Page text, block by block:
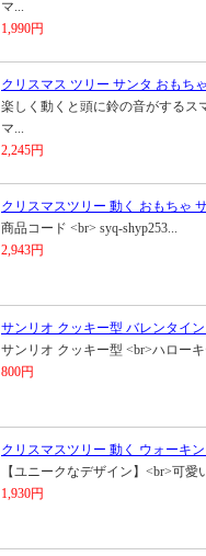
マ...
1,990円
クリスマス ツリー サンタ おもち
楽しく動くと頭に鈴の音がするス
マ...
2,245円
クリスマスツリー 動く おもちゃ
商品コード <br> syq-shyp253...
2,943円
サンリオ クッキー型 バレンタイン
サンリオ クッキー型 <br>ハローキ
800円
クリスマスツリー 動く ウォーキン
【ユニークなデザイン】<br>可愛
1,930円